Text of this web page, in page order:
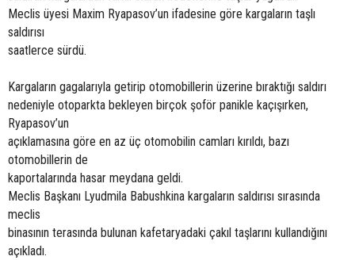
Meclis üyesi Maxim Ryapasov’un ifadesine göre kargaların taşlı
saldırısı
saatlerce sürdü.
Kargaların gagalarıyla getirip otomobillerin üzerine bıraktığı saldırı
nedeniyle otoparkta bekleyen birçok şoför panikle kaçışırken,
Ryapasov’un
açıklamasına göre en az üç otomobilin camları kırıldı, bazı
otomobillerin de
kaportalarında hasar meydana geldi.
Meclis Başkanı Lyudmila Babushkina kargaların saldırısı sırasında
meclis
binasının terasında bulunan kafetaryadaki çakıl taşlarını kullandığını
açıkladı.